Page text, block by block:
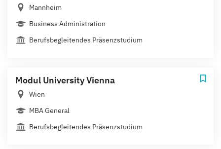
Mannheim
Business Administration
Berufsbegleitendes Präsenzstudium
Modul University Vienna
Wien
MBA General
Berufsbegleitendes Präsenzstudium